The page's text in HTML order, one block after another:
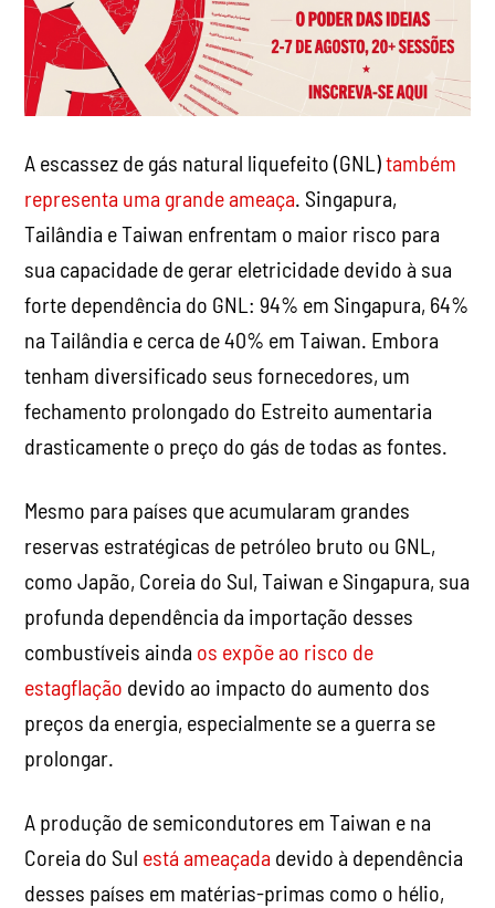
A escassez de gás natural liquefeito (GNL)também
representa uma grande ameaça. Singapura,
Tailândia e Taiwan enfrentam o maior risco para
sua capacidade de gerar eletricidade devido à sua
forte dependência do GNL: 94% em Singapura, 64%
na Tailândia e cerca de 40% em Taiwan. Embora
tenham diversificado seus fornecedores, um
fechamento prolongado do Estreito aumentaria
drasticamente o preço do gás de todas as fontes.
Mesmo para países que acumularam grandes
reservas estratégicas de petróleo bruto ou GNL,
como Japão, Coreia do Sul, Taiwan e Singapura, sua
profunda dependência da importação desses
combustíveis ainda os expõe ao risco de
estagflação devido ao impacto do aumento dos
preços da energia, especialmente se a guerra se
prolongar.
A produção de semicondutores em Taiwan e na
Coreia do Sul está ameaçada devido à dependência
desses países em matérias-primas como o hélio,